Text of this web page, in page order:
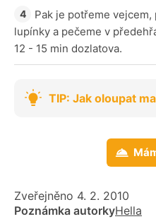
Pak je potřeme
lupínky a pečeme v
12 - 15 min dozlatova.
TIP: Jak oloupat
Zveřejněno 4. 2. 2010
Poznámka autorkyHella